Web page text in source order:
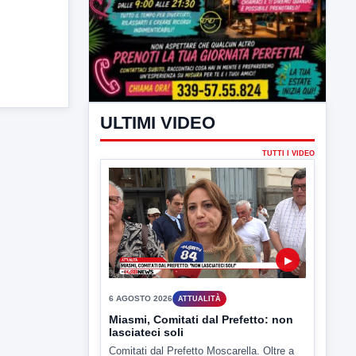
ULTIMI VIDEO
TUTTI I VIDEO
▶
6 AGOSTO 2026 ATTUALITÀ
Miasmi, Comitati dal Prefetto: non
lasciateci soli
Comitati dal Prefetto Moscarella. Oltre a
rendere noto il flash...